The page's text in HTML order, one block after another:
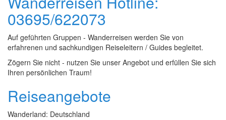
03695/622073
Auf geführten Gruppen - Wanderreisen werden Sie von
erfahrenen und sachkundigen Reiseleitern / Guides begleitet.
Zögern Sie nicht - nutzen Sie unser Angebot und erfüllen Sie sich
Ihren persönlichen Traum!
Reiseangebote
Wanderland: Deutschland